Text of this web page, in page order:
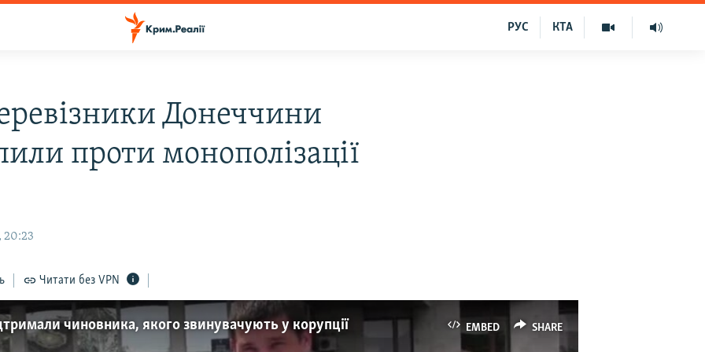
КТА
РУС
Донеччини
проти монополізації
20:23
Читати без VPN
EMBED SHARE
чиновника, якого звинувачують у корупції